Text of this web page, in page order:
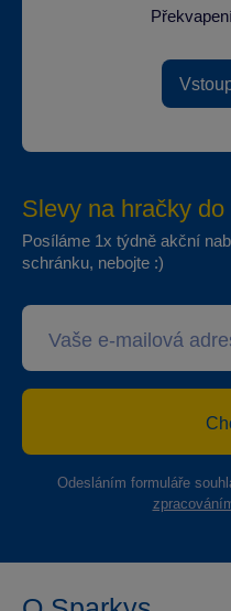
Slevy na hračky
Posíláme 1x týdně akční
schránku, nebojte :)
Odesláním formuláře